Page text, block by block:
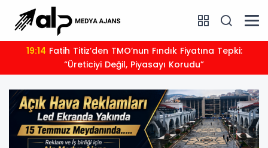
19:14
“Üreticiyi Değil, Piyasayı Korudu”